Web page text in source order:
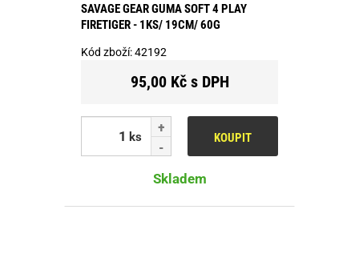
SAVAGE GEAR GUMA SOFT 4 PLAY
FIRETIGER - 1KS/ 19CM/ 60G
Kód zboží:42192
95,00 Kč s DPH
ks KOUPIT
Skladem